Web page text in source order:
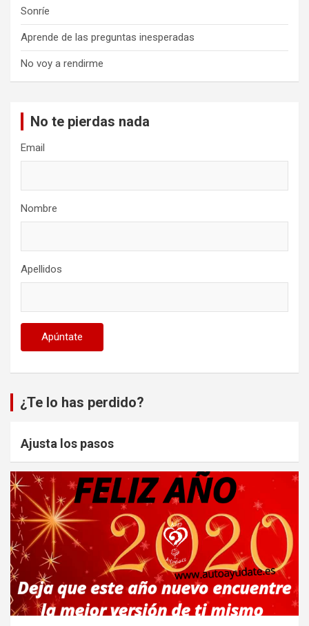
Sonríe
Aprende de las preguntas inesperadas
No voy a rendirme
No te pierdas nada
Email
Nombre
Apellidos
¿Te lo has perdido?
Ajusta los pasos